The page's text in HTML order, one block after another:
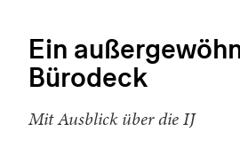
Ein
Bürodeck
Mit Ausblick über die IJ